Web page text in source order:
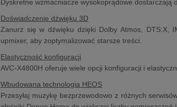
Dyskretne wzmacniacze wysokoprądowe dostarczają
Doświadczenie dźwięku 3D
Zanurz się w dźwięku dzięki Dolby Atmos, DTS:X,
upmixer, aby zoptymalizować starsze treści.
Elastyczność konfiguracji
AVC-X4800H oferuje wiele opcji konfiguracji i
Wbudowana technologia HEOS
Przesyłaj muzykę bezprzewodowo z różnych